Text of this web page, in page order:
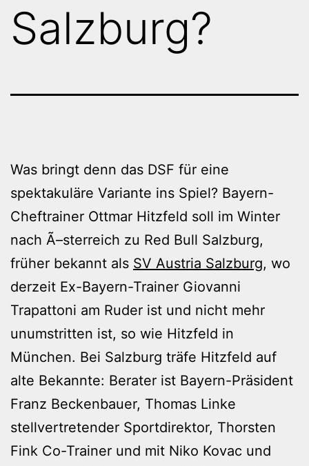
Salzburg?
Was bringt denn das DSF für eine
spektakuläre Variante ins Spiel? Bayern-
Cheftrainer Ottmar Hitzfeld soll im Winter
nach Ã–sterreich zu Red Bull Salzburg,
früher bekannt als SV Austria Salzburg, wo
derzeit Ex-Bayern-Trainer Giovanni
Trapattoni am Ruder ist und nicht mehr
unumstritten ist, so wie Hitzfeld in
München. Bei Salzburg träfe Hitzfeld auf
alte Bekannte: Berater ist Bayern-Präsident
Franz Beckenbauer, Thomas Linke
stellvertretender Sportdirektor, Thorsten
Fink Co-Trainer und mit Niko Kovac und